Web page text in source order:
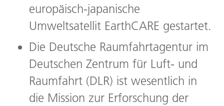
europäisch-japanische
Umweltsatellit EarthCARE gestartet.
Die Deutsche Raumfahrtagentur im
Deutschen Zentrum für Luft- und
Raumfahrt (DLR) ist wesentlich in
die Mission zur Erforschung der